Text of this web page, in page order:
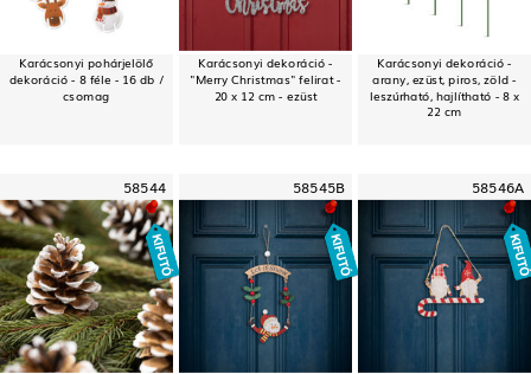
Karácsonyi pohárjelölő
dekoráció - 8 féle - 16 db /
csomag
Karácsonyi dekoráció -
"Merry Christmas" felirat -
20 x 12 cm - ezüst
Karácsonyi dekoráció -
arany, ezüst, piros, zöld -
leszúrható, hajlítható - 8 x
22 cm
58544 58545B 58546A